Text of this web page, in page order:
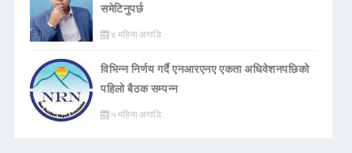
समेटिनुपर्छ
४ महिना अगाडि
विभिन्न निर्णय गर्दै एनआरएनए एकता अधिवेशनपछिको
पहिलो बैठक सम्पन्न
५ महिना अगाडि